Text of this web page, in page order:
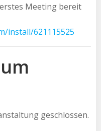
Meeting bereit
install/621115525
geschlossen.